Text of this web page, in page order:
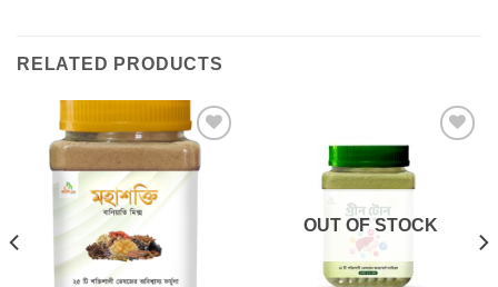
RELATED PRODUCTS
OUT OF STOCK